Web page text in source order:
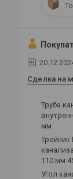
Сделка на
Труба
мм
Тройник
110 мм
Угол